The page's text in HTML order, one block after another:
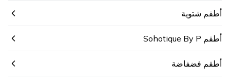
أطقم شتوية
أطقم Sohotique By P
أطقم فضفاضة